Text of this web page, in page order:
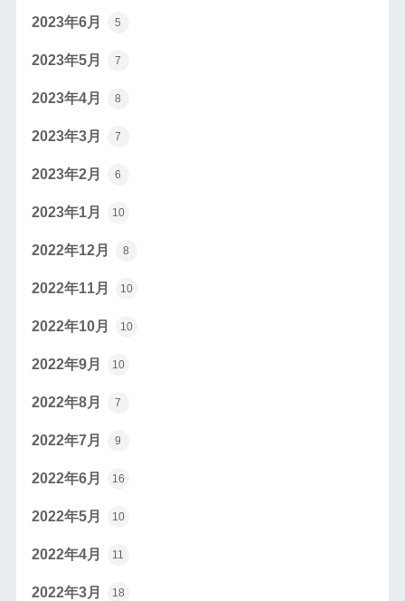
2023年6月 5
2023年5月 7
2023年4月 8
2023年3月 7
2023年2月 6
2023年1月 10
2022年12月 8
2022年11月 10
2022年10月 10
2022年9月 10
2022年8月 7
2022年7月 9
2022年6月 16
2022年5月 10
2022年4月 11
2022年3月 18